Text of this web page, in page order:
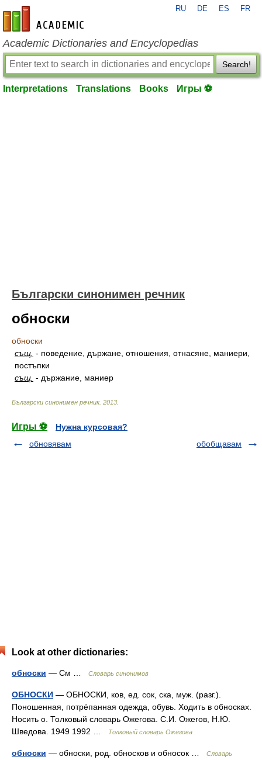
en-academic.com
RU DE ES FR
Academic Dictionaries and Encyclopedias
Search!
Interpretations Translations Books Игры ⚽
Български синонимен речник
обноски
обноски
същ. - поведение, държане, отношения, отнасяне, маниери,
постъпки
същ. - държание, маниер
Български синонимен речник. 2013
Игры ⚽
Нужна курсовая?
обновявам
обобщавам
Look at other dictionaries:
обноски — См … Словарь синонимов
ОБНОСКИ — ОБНОСКИ, ков, ед. сок, ска, муж. (разг.).
Поношенная, потрёпанная одежда, обувь. Ходить в обносках.
Носить о. Толковый словарь Ожегова. С.И. Ожегов, Н.Ю.
Шведова. 1949 1992 …
Толковый словарь Ожегова
обноски — обноски, род. обносков и обносок …
Словарь